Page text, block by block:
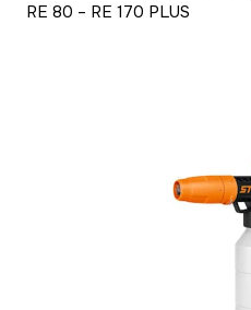
RE 80 – RE 170 PLUS